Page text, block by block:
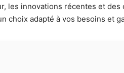
les innovations récentes et
choix adapté à vos besoins et